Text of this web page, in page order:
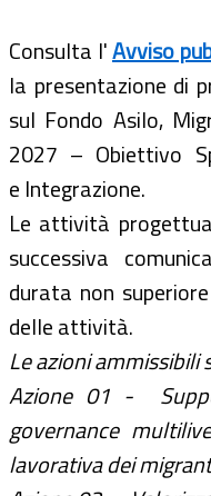
Consulta l'Avviso
la presentazione di
sul Fondo Asilo,
2027 – Obiettivo
e Integrazione.
Le attività
successiva
durata non
delle attività.
Le azioni ammissibili
Azione 01 -
governance
lavorativa dei